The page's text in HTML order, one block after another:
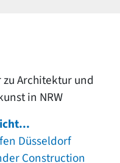
Architektur und
in NRW
Düsseldorf
Construction